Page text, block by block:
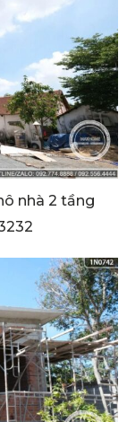
nhà 2 tầng